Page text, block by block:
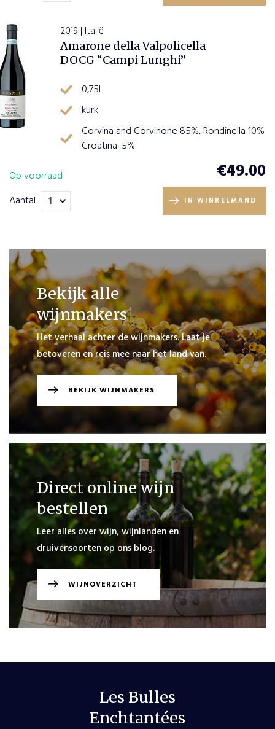
2019 | Italië
Amarone della Valpolicella
DOCG “Campi Lunghi”
0,75L
kurk
Corvina and Corvinone 85%, Rondinella 10%
Croatina: 5%
Op voorraad
€49.00
Aantal IN WINKELMAND
Bekijk alle
wijnmakers
Het verhaal achter de wijnmakers. Laat je
betoveren en reis mee naar het land van.
BEKIJK WIJNMAKERS
Direct online wijn
bestellen
Leer alles over wijn, wijnlanden en
druivensoorten op ons blog.
WIJNOVERZICHT
Les Bulles
Enchtantées